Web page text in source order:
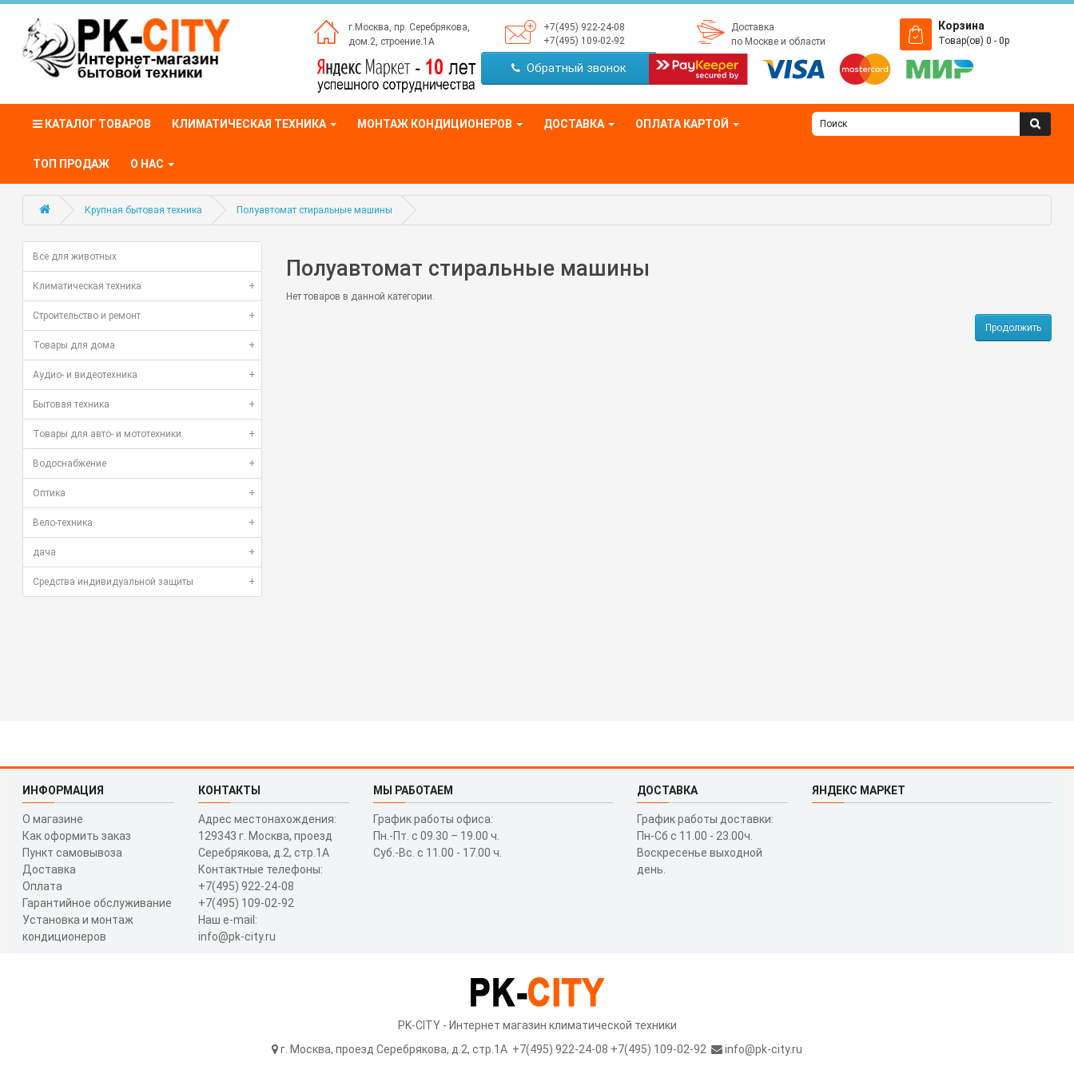
г.Москва, пр. Серебрякова,
дом.2, строение.1А
+7(495) 922-24-08
+7(495) 109-02-92
Обратный звонок
Доставка
по Москве и области
Корзина
Товар(ов) 0 - 0р
КАТАЛОГ ТОВАРОВ КЛИМАТИЧЕСКАЯ ТЕХНИКА МОНТАЖ КОНДИЦИОНЕРОВ ДОСТАВКА ОПЛАТА КАРТОЙ
ТОП ПРОДАЖ О НАС
Крупная бытовая техника Полуавтомат стиральные машины
Все для животных
Климатическая техника +
Строительство и ремонт +
Товары для дома +
Аудио- и видеотехника +
Бытовая техника +
Товары для авто- и мототехники +
Водоснабжение +
Оптика +
Вело-техника +
дача +
Средства индивидуальной защиты +
Полуавтомат стиральные машины
Нет товаров в данной категории.
Продолжить
ИНФОРМАЦИЯ
О магазине
Как оформить заказ
Пункт самовывоза
Доставка
Оплата
Гарантийное обслуживание
Установка и монтаж
кондиционеров
КОНТАКТЫ
Адрес местонахождения:
129343 г. Москва, проезд
Серебрякова, д.2, стр.1A
Контактные телефоны:
+7(495) 922-24-08
+7(495) 109-02-92
Наш e-mail:
info@pk-city.ru
МЫ РАБОТАЕМ
График работы офиса:
Пн.-Пт. с 09.30 – 19.00 ч.
Суб.-Вс. с 11.00 - 17.00 ч.
ДОСТАВКА
График работы доставки:
Пн-Сб с 11.00 - 23.00ч.
Воскресенье выходной
день.
ЯНДЕКС МАРКЕТ
PK-CITY - Интернет магазин климатической техники
г. Москва, проезд Серебрякова, д.2, стр.1A +7(495) 922-24-08 +7(495) 109-02-92 info@pk-city.ru